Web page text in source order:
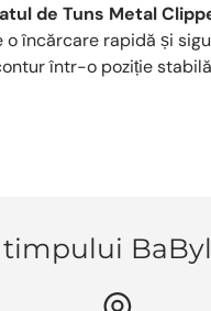
de Tuns Metal
încărcare rapidă și
într-o poziție